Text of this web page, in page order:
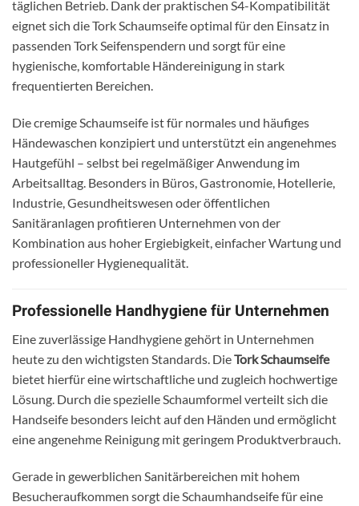
täglichen Betrieb. Dank der praktischen S4-Kompatibilität
eignet sich die Tork Schaumseife optimal für den Einsatz in
passenden Tork Seifenspendern und sorgt für eine
hygienische, komfortable Händereinigung in stark
frequentierten Bereichen.
Die cremige Schaumseife ist für normales und häufiges
Händewaschen konzipiert und unterstützt ein angenehmes
Hautgefühl – selbst bei regelmäßiger Anwendung im
Arbeitsalltag. Besonders in Büros, Gastronomie, Hotellerie,
Industrie, Gesundheitswesen oder öffentlichen
Sanitäranlagen profitieren Unternehmen von der
Kombination aus hoher Ergiebigkeit, einfacher Wartung und
professioneller Hygienequalität.
Professionelle Handhygiene für Unternehmen
Eine zuverlässige Handhygiene gehört in Unternehmen
heute zu den wichtigsten Standards. DieTork Schaumseife
bietet hierfür eine wirtschaftliche und zugleich hochwertige
Lösung. Durch die spezielle Schaumformel verteilt sich die
Handseife besonders leicht auf den Händen und ermöglicht
eine angenehme Reinigung mit geringem Produktverbrauch.
Gerade in gewerblichen Sanitärbereichen mit hohem
Besucheraufkommen sorgt die Schaumhandseife für eine